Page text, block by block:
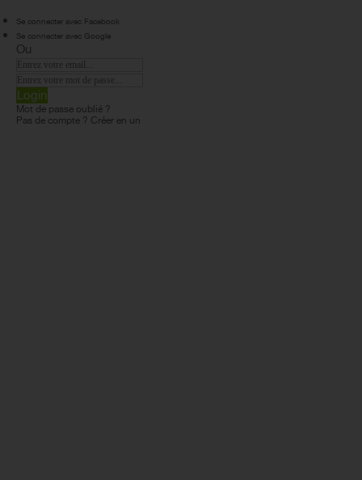
Se connecter avec Facebook
Se connecter avec Google
Ou
Login
Mot de passe oublié ?
Pas de compte ? Créer en un